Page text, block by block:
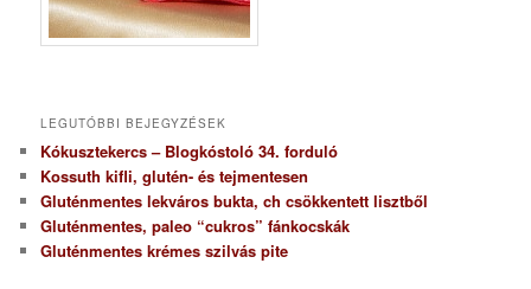
LEGUTÓBBI BEJEGYZÉSEK
Kókusztekercs – Blogkóstoló 34. forduló
Kossuth kifli, glutén- és tejmentesen
Gluténmentes lekváros bukta, ch csökkentett lisztből
Gluténmentes, paleo “cukros” fánkocskák
Gluténmentes krémes szilvás pite